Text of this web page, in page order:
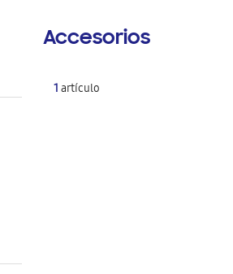
Accesorios
1artículo